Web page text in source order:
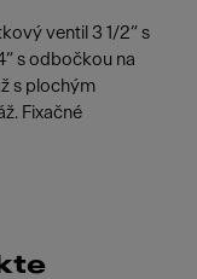
ventil 3 1/2“ s
s odbočkou na
s plochým
Fixačné